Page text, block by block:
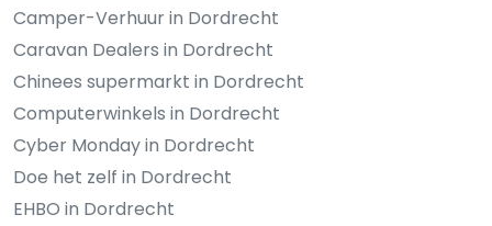
Camper-Verhuur in Dordrecht
Caravan Dealers in Dordrecht
Chinees supermarkt in Dordrecht
Computerwinkels in Dordrecht
Cyber Monday in Dordrecht
Doe het zelf in Dordrecht
EHBO in Dordrecht